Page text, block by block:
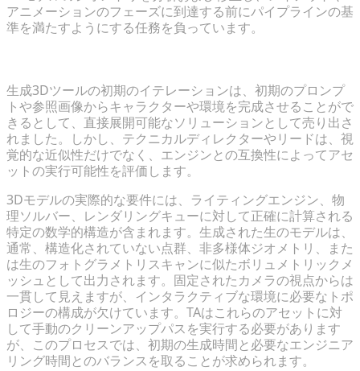
アニメーションのフェーズに到達する前にパイプラインの基
準を満たすようにする任務を負っています。
生成3Dツールの初期のイテレーションは、初期のプロンプ
トや参照画像からキャラクターや環境を完成させることがで
きるとして、直接展開可能なソリューションとして売り出さ
れました。しかし、テクニカルディレクターやリードは、視
覚的な近似性だけでなく、エンジンとの互換性によってアセ
ットの実行可能性を評価します。
3Dモデルの実際的な要件には、ライティングエンジン、物
理ソルバー、レンダリングキューに対して正確に計算される
特定の数学的構造が含まれます。生成された生のモデルは、
通常、構造化されていない点群、非多様体ジオメトリ、また
は生のフォトグラメトリスキャンに似たボリュメトリックメ
ッシュとして出力されます。固定されたカメラの視点からは
一貫して見えますが、インタラクティブな環境に必要なトポ
ロジーの構成が欠けています。TAはこれらのアセットに対
して手動のクリーンアップパスを実行する必要があります
が、このプロセスでは、初期の生成時間と必要なエンジニア
リング時間とのバランスを取ることが求められます。